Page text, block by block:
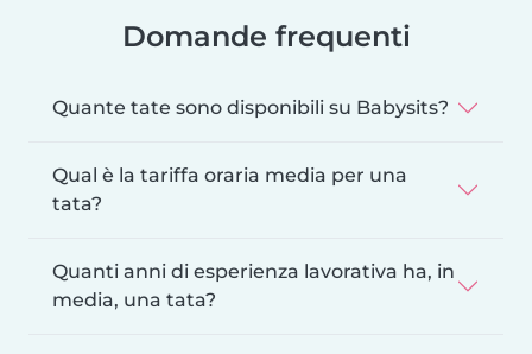
Domande frequenti
Quante tate sono disponibili su Babysits?
Qual è la tariffa oraria media per una
tata?
Quanti anni di esperienza lavorativa ha, in
media, una tata?